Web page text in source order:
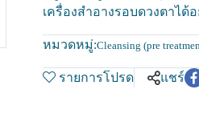
เครื่องสำอางรอบดวงตาได้
หมวดหมู่:Cleansing (pre
รายการโปรด แชร์